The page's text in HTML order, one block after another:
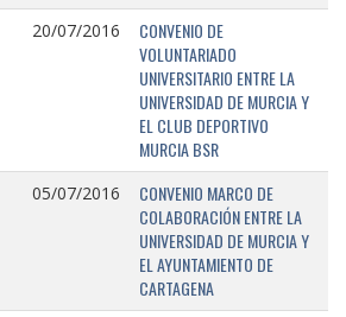
20/07/2016
CONVENIO DE
VOLUNTARIADO
UNIVERSITARIO ENTRE LA
UNIVERSIDAD DE MURCIA Y
EL CLUB DEPORTIVO
MURCIA BSR
05/07/2016
CONVENIO MARCO DE
COLABORACIÓN ENTRE LA
UNIVERSIDAD DE MURCIA Y
EL AYUNTAMIENTO DE
CARTAGENA